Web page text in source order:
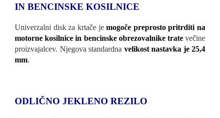
IN BENCINSKE KOSILNICE
Univerzalni disk za krtače jemogoče preprosto pritrditi na
motorne kosilnice in bencinske obrezovalnike trate večine
proizvajalcev. Njegova standardna velikost nastavka je 25,4
mm.
ODLIČNO JEKLENO REZILO